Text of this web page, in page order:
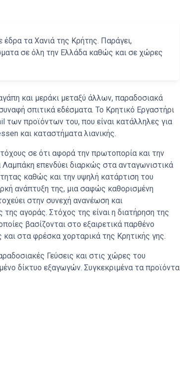
έδρα τα Χανιά της Κρήτης. Παράγει,
σε όλη την Ελλάδα καθώς και σε χώρες
και μεράκι μεταξύ άλλων, παραδοσιακά
σπιτικά εδέσματα. Το Κρητικό Εργαστήρι
των προϊόντων του, που είναι κατάλληλες για
και καταστήματα λιανικής.
σε ότι αφορά την πρωτοπορία και την
Λαμπάκη επενδύει διαρκώς στα ανταγωνιστικά
καθώς και την υψηλή κατάρτιση του
ανάπτυξη της, μια σαφώς καθορισμένη
στην συνεχή ανανέωση και
αγοράς. Στόχος της είναι η διατήρηση της
βασίζονται στο εξαιρετικά παρθένο
στα φρέσκα χορταρικά της Κρητικής γης.
Γεύσεις και στις χώρες του
δίκτυο εξαγωγών. Συγκεκριμένα τα προϊόντα